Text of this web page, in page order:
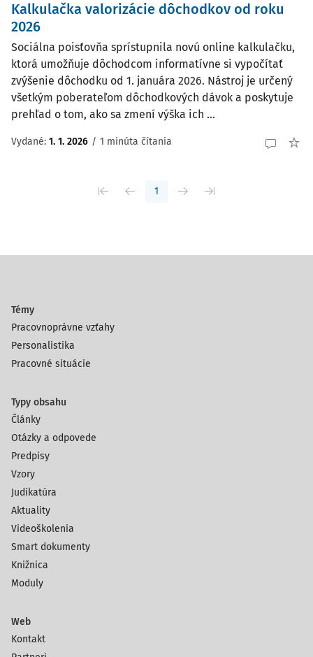
Kalkulačka valorizácie dôchodkov od roku
2026
Sociálna poisťovňa sprístupnila novú online kalkulačku,
ktorá umožňuje dôchodcom informatívne si vypočítať
zvýšenie dôchodku od 1. januára 2026. Nástroj je určený
všetkým poberateľom dôchodkových dávok a poskytuje
prehľad o tom, ako sa zmení výška ich ...
Vydané: 1. 1. 2026 / 1 minúta čítania
1
Témy
Pracovnoprávne vzťahy
Personalistika
Pracovné situácie
Typy obsahu
Články
Otázky a odpovede
Predpisy
Vzory
Judikatúra
Aktuality
Videoškolenia
Smart dokumenty
Knižnica
Moduly
Web
Kontakt